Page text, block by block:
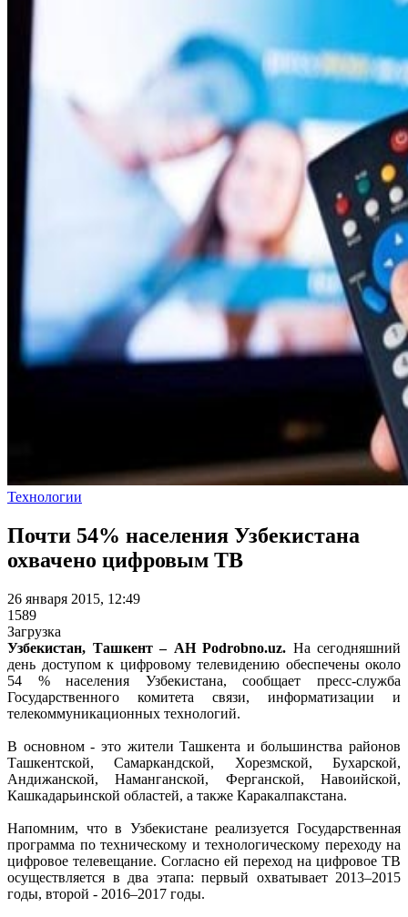
Технологии
Почти 54% населения Узбекистана
охвачено цифровым ТВ
26 января 2015, 12:49
1589
Загрузка
Узбекистан, Ташкент – АН Podrobno.uz. На сегодняшний
день доступом к цифровому телевидению обеспечены около
54 % населения Узбекистана, сообщает пресс-служба
Государственного комитета связи, информатизации и
телекоммуникационных технологий.
В основном - это жители Ташкента и большинства районов
Ташкентской, Самаркандской, Хорезмской, Бухарской,
Андижанской, Наманганской, Ферганской, Навоийской,
Кашкадарьинской областей, а также Каракалпакстана.
Напомним, что в Узбекистане реализуется Государственная
программа по техническому и технологическому переходу на
цифровое телевещание. Согласно ей переход на цифровое ТВ
осуществляется в два этапа: первый охватывает 2013–2015
годы, второй - 2016–2017 годы.